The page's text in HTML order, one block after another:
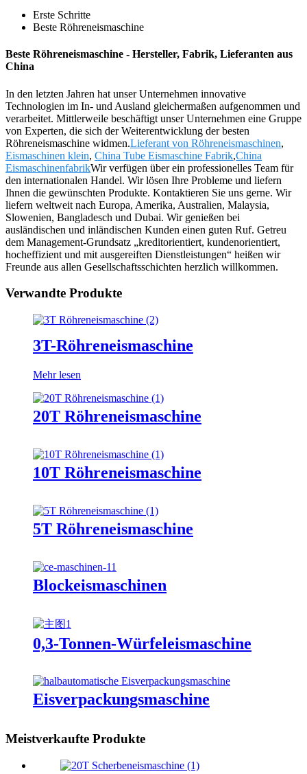
Erste Schritte
Beste Röhreneismaschine
Beste Röhreneismaschine - Hersteller, Fabrik, Lieferanten aus
China
In den letzten Jahren hat unser Unternehmen innovative
Technologien im In- und Ausland gleichermaßen aufgenommen und
verarbeitet. Mittlerweile beschäftigt unser Unternehmen eine Gruppe
von Experten, die sich der Weiterentwicklung der besten
Röhreneismaschine widmen.Lieferant von Röhreneismaschinen,
Eismaschinen klein, China Tube Eismaschine Fabrik,China
EismaschinenfabrikWir verfügen über ein professionelles Team für
den internationalen Handel. Wir lösen Ihre Probleme und liefern
Ihnen die gewünschten Produkte. Kontaktieren Sie uns gerne. Wir
liefern weltweit nach Europa, Amerika, Australien, Malaysia,
Slowenien, Bangladesch und Dubai. Wir genießen bei
ausländischen und inländischen Kunden einen guten Ruf. Getreu
dem Management-Grundsatz „kreditorientiert, kundenorientiert,
hocheffizient und mit ausgereiften Dienstleistungen“ heißen wir
Freunde aus allen Gesellschaftsschichten herzlich willkommen.
Verwandte Produkte
3T-Röhreneismaschine
Mehr lesen
20T Röhreneismaschine
10T Röhreneismaschine
5T Röhreneismaschine
Blockeismaschinen
0,3-Tonnen-Würfeleismaschine
Eisverpackungsmaschine
Meistverkaufte Produkte